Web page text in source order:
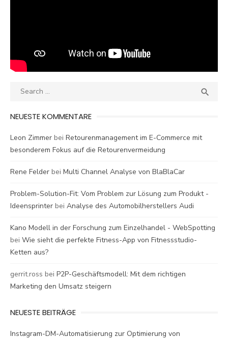
Search

NEUESTE KOMMENTARE
Leon Zimmer bei Retourenmanagement im E-Commerce mit
besonderem Fokus auf die Retourenvermeidung
Rene Felder bei Multi Channel Analyse von BlaBlaCar
Problem-Solution-Fit: Vom Problem zur Lösung zum Produkt -
Ideensprinter bei Analyse des Automobilherstellers Audi
Kano Modell in der Forschung zum Einzelhandel - WebSpotting
bei Wie sieht die perfekte Fitness-App von Fitnessstudio-
Ketten aus?
gerrit.ross bei P2P-Geschäftsmodell: Mit dem richtigen
Marketing den Umsatz steigern
NEUESTE BEITRÄGE
Instagram-DM-Automatisierung zur Optimierung von